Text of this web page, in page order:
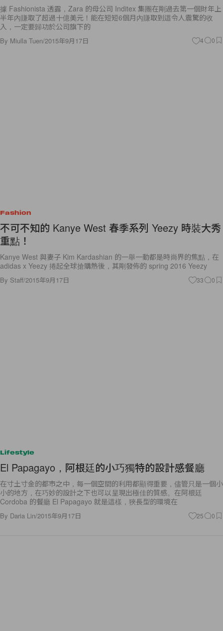
據 Fashionista 透露，Zara 的母公司 Inditex 集團在剛過去第一個財年上
半年內賺取了超過十億美元！能在短短6個月內賺取到這令人震驚的收
入，一定要歸功於公司旗下的
By Miulla Tuen/2015年9月17日 4 0
Fashion
不可不知的 Kanye West 春季系列 Yeezy 時裝大秀
重點！
Kanye West 與妻子 Kim Kardashian 的一舉一動都是時尚界的焦點，在
adidas x Yeezy 捲起全球搶購熱後，其剛發佈的 spring 2016 Yeezy
By Staff/2015年9月17日 33 0
Lifestyle
El Papagayo，阿根廷的小巧獨特的設計感餐廳
在寸土寸金的都市之中，每一個空間的利用都顯得重要，儘管只是一個小
小的地方，在巧妙的設計之下也可以呈現出極佳的質感。在阿根廷
Cordoba 的餐廳 El Papagayo 就是這樣，狹長型的環境在
By Daria Lin/2015年9月17日 25 0